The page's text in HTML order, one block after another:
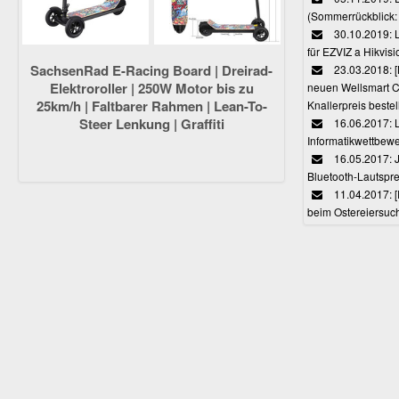
SachsenRad E-Racing Board | Dreirad-
Elektroroller | 250W Motor bis zu
25km/h | Faltbarer Rahmen | Lean-To-
Steer Lenkung | Graffiti
30.10.2019:
für EZVIZ a
23.03.2018:
neuen Wellsmart
Knallerpreis
16.06.2017:
16.05.2017:
Bluetooth-
11.04.2017:
beim